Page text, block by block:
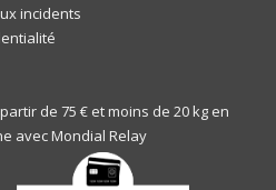
incidents
de 75 € et moins de 20 kg en
avec Mondial Relay